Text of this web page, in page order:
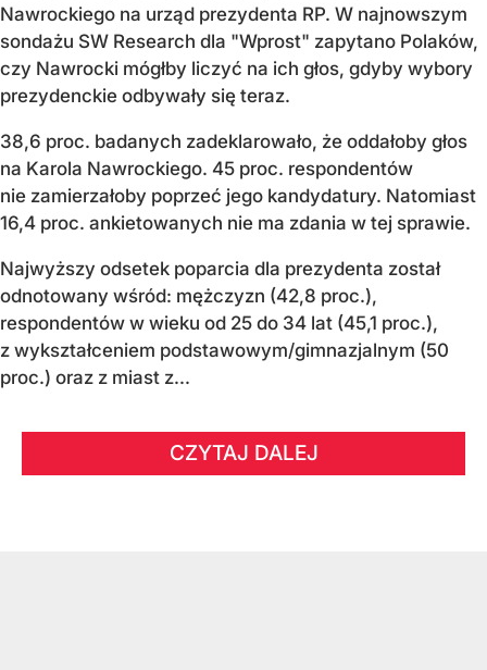
Nawrockiego na urząd prezydenta RP. W najnowszym
sondażu SW Research dla "Wprost" zapytano Polaków,
czy Nawrocki mógłby liczyć na ich głos, gdyby wybory
prezydenckie odbywały się teraz.
38,6 proc. badanych zadeklarowało, że oddałoby głos
na Karola Nawrockiego. 45 proc. respondentów
nie zamierzałoby poprzeć jego kandydatury. Natomiast
16,4 proc. ankietowanych nie ma zdania w tej sprawie.
Najwyższy odsetek poparcia dla prezydenta został
odnotowany wśród: mężczyzn (42,8 proc.),
respondentów w wieku od 25 do 34 lat (45,1 proc.),
z wykształceniem podstawowym/gimnazjalnym (50
proc.) oraz z miast z...
CZYTAJ DALEJ